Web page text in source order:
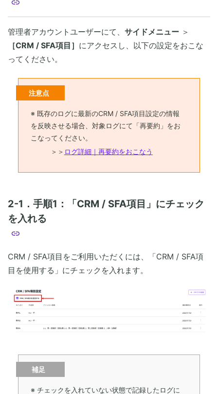
管理者アカウントユーザーにて、 サイドメニュー ＞
［CRM / SFA項目］ にアクセスし、以下の設定をおこな
ってください。
注意点
※ 既存のログに最新のCRM / SFA項目設定の情報
を反映させる場合、対象ログにて「再要約」をお
こなってください。
＞＞ ログ詳細｜再要約をおこなう
2-1．手順1：「CRM / SFA項目」にチェック
を入れる
CRM / SFA項目をご利用いただくには、「CRM / SFA項
目を使用する」にチェックを入れます。
補足
※ チェックを入れていない状態で記録したログに